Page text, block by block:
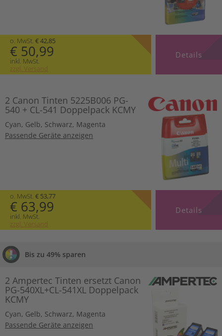
o. MwSt. € 42,85
€ 50,99
inkl. MwSt.
zzgl. Versand
Details
2 Canon Tinten 5225B006 PG-
540 + CL-541 Doppelpack KCMY
Cyan, Gelb, Schwarz, Magenta
Passende Geräte anzeigen
o. MwSt. € 53,77
€ 63,99
inkl. MwSt.
zzgl. Versand
Details
Bis zu 49% sparen
2 Ampertec Tinten ersetzt Canon
PG-540XL+CL-541XL Doppelpack
KCMY
Cyan, Gelb, Schwarz, Magenta
Passende Geräte anzeigen